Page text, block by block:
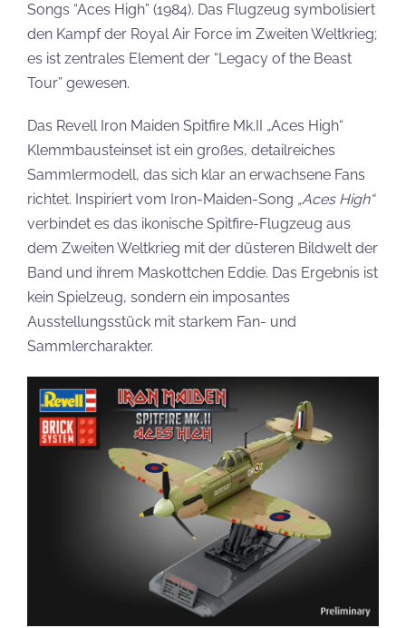
Songs “Aces High” (1984). Das Flugzeug symbolisiert
den Kampf der Royal Air Force im Zweiten Weltkrieg;
es ist zentrales Element der “Legacy of the Beast
Tour” gewesen.
Das Revell Iron Maiden Spitfire Mk.II „Aces High“
Klemmbausteinset ist ein großes, detailreiches
Sammlermodell, das sich klar an erwachsene Fans
richtet. Inspiriert vom Iron-Maiden-Song „Aces High“
verbindet es das ikonische Spitfire-Flugzeug aus
dem Zweiten Weltkrieg mit der düsteren Bildwelt der
Band und ihrem Maskottchen Eddie. Das Ergebnis ist
kein Spielzeug, sondern ein imposantes
Ausstellungsstück mit starkem Fan- und
Sammlercharakter.